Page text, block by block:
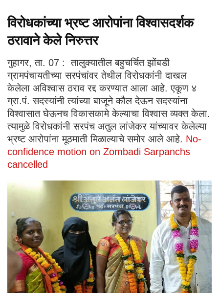
विरोधकांच्या भ्रष्ट आरोपांना विश्वासदर्शक
ठरावाने केले निरुत्तर
गुहागर, ता. 07 : तालुक्यातील बहुचर्चित झोंबडी
ग्रामपंचायतीच्या सरपंचांवर तेथील विरोधकांनी दाखल
केलेला अविश्वास ठराव रद्द करण्यात आला आहे. एकूण ४
ग्रा.पं. सदस्यांनी त्यांच्या बाजूने कौल देऊन सदस्यांना
विश्वासात घेऊनच विकासकामे केल्याचा विश्वास व्यक्त केला.
त्यामुळे विरोधकांनी सरपंच अतुल लांजेकर यांच्यावर केलेल्या
भ्रष्ट आरोपांना मूठमाती मिळाल्याचे समोर आले आहे. No-
confidence motion on Zombadi Sarpanchs
cancelled